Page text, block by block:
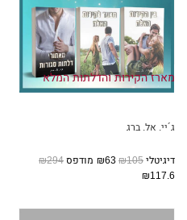
מארז הקירות והדלתות המלא
ג´יי. אל. ברג
דיגיטלי₪105 מודפס₪294
₪117.6